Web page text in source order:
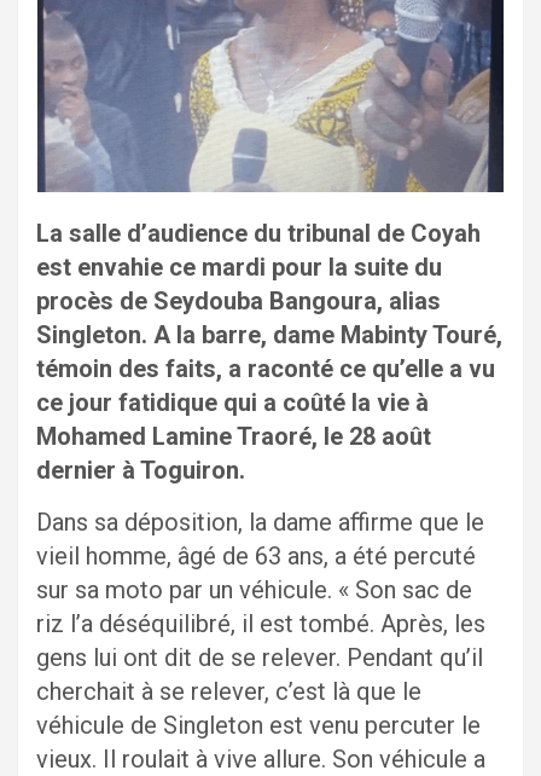
La salle d’audience du tribunal de Coyah
est envahie ce mardi pour la suite du
procès de Seydouba Bangoura, alias
Singleton. A la barre, dame Mabinty Touré,
témoin des faits, a raconté ce qu’elle a vu
ce jour fatidique qui a coûté la vie à
Mohamed Lamine Traoré, le 28 août
dernier à Toguiron.
Dans sa déposition, la dame affirme que le
vieil homme, âgé de 63 ans, a été percuté
sur sa moto par un véhicule. « Son sac de
riz l’a déséquilibré, il est tombé. Après, les
gens lui ont dit de se relever. Pendant qu’il
cherchait à se relever, c’est là que le
véhicule de Singleton est venu percuter le
vieux. Il roulait à vive allure. Son véhicule a